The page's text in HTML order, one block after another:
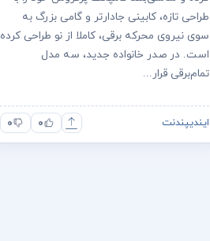
طراحی تازه، کابینی جادارتر و گامی بزرگ به
سوی نیروی محرکه برقی، کاملا از نو طراحی کرده
است. در صدر خانواده جدید، سه مدل
تمام‌برقی قرار...
ایندیپندنت ۰ ۰